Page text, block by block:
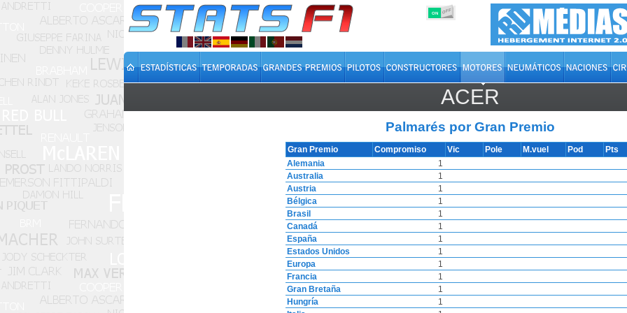
ON OFF
ACER
Palmarés por Gran Premio
Gran Premio Compromiso Vic Pole M.vuel Pod
Pts
Alemania
1
Australia
1
Austria
1
Bélgica
1
Brasil
1
Canadá
1
España
1
Estados Unidos
1
Europa
1
Francia
1
Gran Bretaña
1
Hungría
1